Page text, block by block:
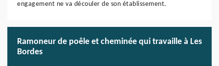
engagement ne va découler de son établissement.
Ramoneur de poêle et cheminée qui travaille à Les
Bordes